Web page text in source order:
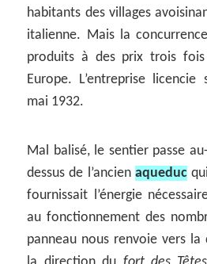
habitants des villages
italienne. Mais la
produits à des prix trois fois
Europe. L’entreprise
mai 1932.
Mal balisé, le sentier passe au-
dessus de l’ancien aqueducqui
fournissait l’énergie
au fonctionnement des
panneau nous renvoie vers la